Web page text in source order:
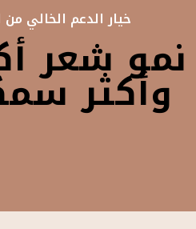
خيار الدعم الخالي من
نمو شعر
وأكثر